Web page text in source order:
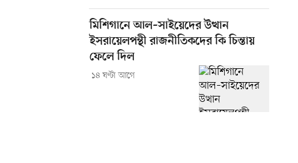
মিশিগানে আল–সাইয়েদের উত্থান
ইসরায়েলপন্থী রাজনীতিকদের কি চিন্তায়
ফেলে দিল
১৪ ঘণ্টা আগে